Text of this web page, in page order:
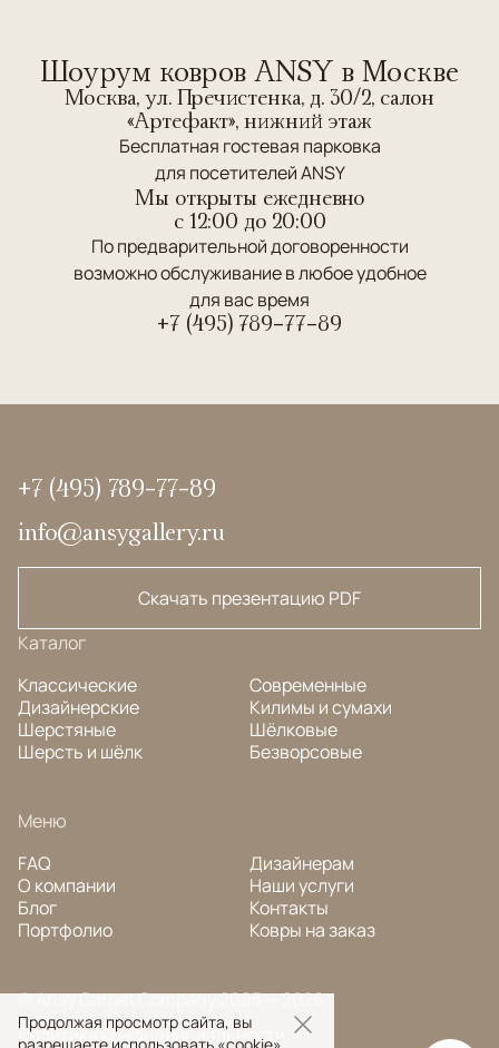
Шоурум ковров ANSY в Москве
Москва, ул. Пречистенка, д. 30/2, салон
«Артефакт», нижний этаж
Бесплатная гостевая парковка
для посетителей ANSY
Мы открыты ежедневно
c 12:00 до 20:00
По предварительной договоренности
возможно обслуживание в любое удобное
для вас время
+7 (495) 789-77-89
+7 (495) 789-77-89
info@ansygallery.ru
Скачать презентацию PDF
Каталог
Классические
Дизайнерские
Шерстяные
Шерсть и шёлк
Современные
Килимы и сумахи
Шёлковые
Безворсовые
Меню
FAQ
О компании
Блог
Портфолио
Дизайнерам
Наши услуги
Контакты
Ковры на заказ
© Ansy Carpet Company 2005 — 2026
Политика конфиденциальности
Продолжая просмотр сайта, вы